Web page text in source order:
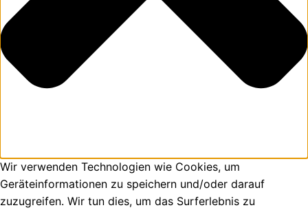
Wir verwenden Technologien wie Cookies, um
Geräteinformationen zu speichern und/oder darauf
zuzugreifen. Wir tun dies, um das Surferlebnis zu